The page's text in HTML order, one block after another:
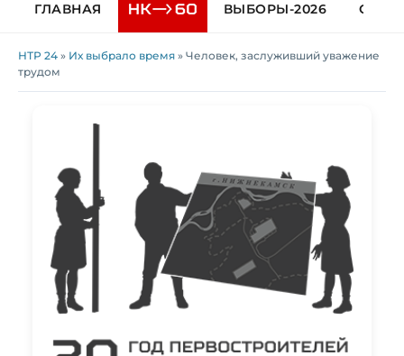
ГЛАВНАЯ ВЫБОРЫ-2026
НТР 24 » Их выбрало время » Человек, заслуживший уважение
трудом